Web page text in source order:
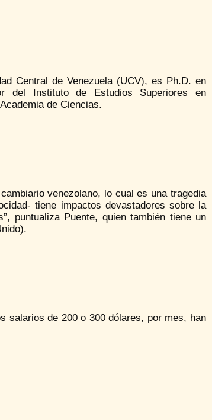
Central de Venezuela (UCV), es Ph.D. en
del Instituto de Estudios Superiores en
de Ciencias.
venezolano, lo cual es una tragedia
tiene impactos devastadores sobre la
puntualiza Puente, quien también tiene un
salarios de 200 o 300 dólares, por mes, han